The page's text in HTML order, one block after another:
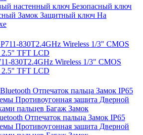
настенный ключ Безопасный ключ
Замок Защитный ключ На
830T2.4GHz Wireless 1/3" CMOS
2.5" TFT LСD
Отпечаток пальца Замок IP65
Противоугонная защита Дверной